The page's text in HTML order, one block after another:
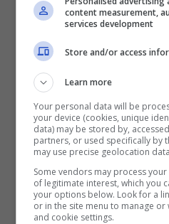
Medici, foto fonte Pixabay.
content measurement,
services development
Store and/or access
Learn more
Your personal data will be
your device (cookies, unique
data) may be stored by,
partners, or used specifically by
may use precise geolocation
Some vendors may process
of legitimate interest, which you
your options below. Look for a
or in the site menu to manage
and cookie settings.